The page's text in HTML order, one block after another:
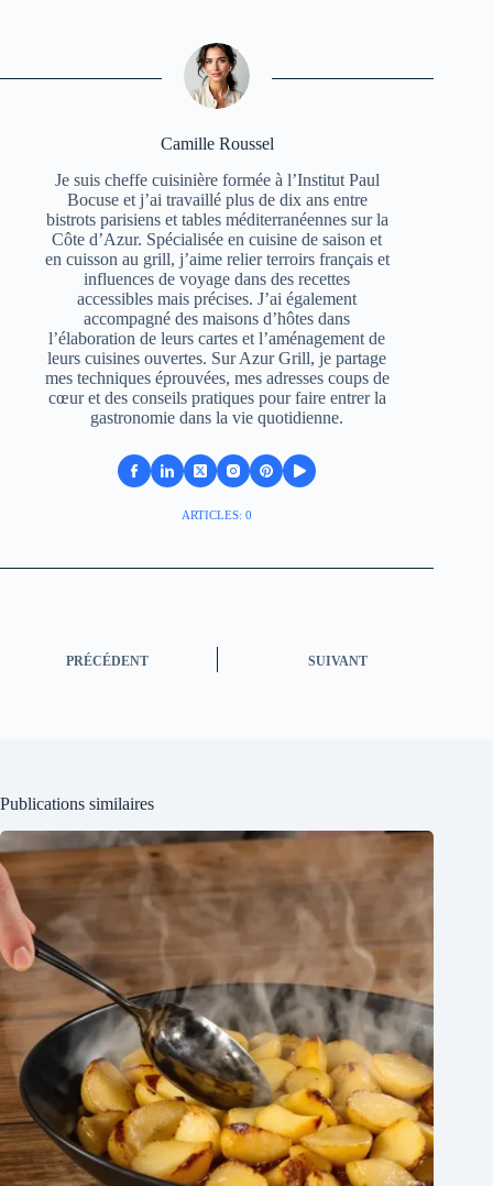
Camille Roussel
Je suis cheffe cuisinière formée à l’Institut Paul
Bocuse et j’ai travaillé plus de dix ans entre
bistrots parisiens et tables méditerranéennes sur la
Côte d’Azur. Spécialisée en cuisine de saison et
en cuisson au grill, j’aime relier terroirs français et
influences de voyage dans des recettes
accessibles mais précises. J’ai également
accompagné des maisons d’hôtes dans
l’élaboration de leurs cartes et l’aménagement de
leurs cuisines ouvertes. Sur Azur Grill, je partage
mes techniques éprouvées, mes adresses coups de
cœur et des conseils pratiques pour faire entrer la
gastronomie dans la vie quotidienne.
ARTICLES: 0
PRÉCÉDENT SUIVANT
Publications similaires